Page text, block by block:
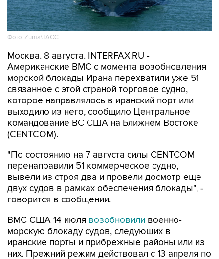
Фото: Zuma\ТАСС
Москва. 8 августа. INTERFAX.RU -
морской блокады Ирана перехватили уже 51
связанное с этой страной торговое судно,
которое направлялось в иранский порт или
выходило из него, сообщило Центральное
командование ВС США на Ближнем Востоке
(CENTCOM).
"По состоянию на 7 августа силы CENTCOM
вывели из строя два и провели досмотр еще
двух судов в рамках обеспечения блокады", -
говорится в сообщении.
ВМС США 14 июлявозобновили
иранские порты и прибрежные районы или из
них. Прежний режим действовал с 13 апреля по
18 июня.